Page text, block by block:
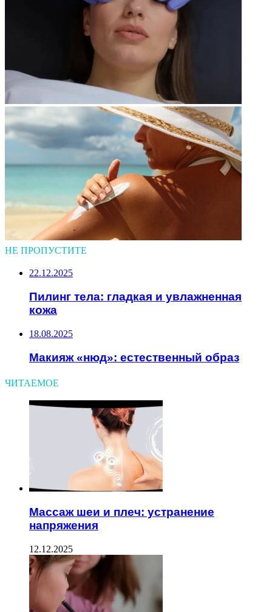
НЕ ПРОПУСТИТЕ
22.12.2025
Пилинг тела: гладкая и увлажненная
кожа
18.08.2025
Макияж «нюд»: естественный образ
ЧИТАЕМОЕ
Массаж шеи и плеч: устранение
напряжения
12.12.2025